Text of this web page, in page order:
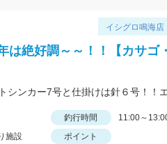
イシグロ鳴海店
は絶好調～～！！【カサゴ
釣行時間
11:00～
施設
ポイント